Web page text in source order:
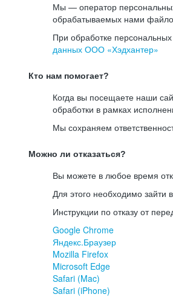
Мы — оператор
обрабатываемых нами
При обработке
данных ООО «Хэдхантер»
Кто нам помогает?
Когда вы посещаете наши
обработки в рамках
Мы сохраняем
Можно ли отказаться?
Вы можете в любое время
Для этого необходимо зайти
Инструкции по отказу от
Google Chrome
Яндекс.Браузер
Mozilla Firefox
Microsoft Edge
Safari (Mac)
Safari (iPhone)